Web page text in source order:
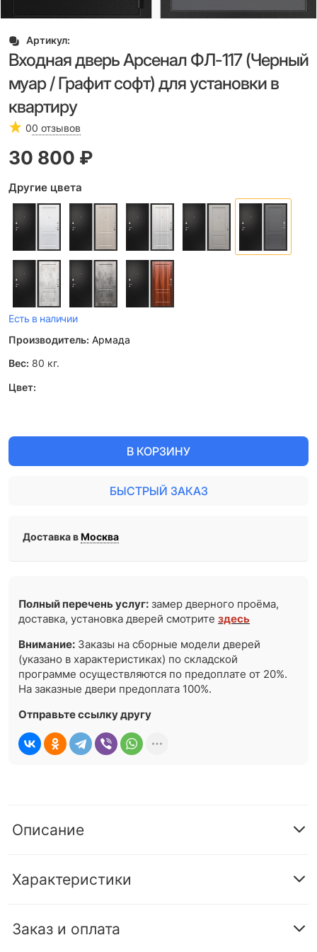
Артикул:
Входная дверь Арсенал ФЛ-117 (Черный
муар / Графит софт) для установки в
квартиру
00 отзывов
30 800 ₽
Другие цвета
Есть в наличии
Производитель: Армада
Вес: 80 кг.
Цвет:
В КОРЗИНУ
БЫСТРЫЙ ЗАКАЗ
Доставка вМосква
Полный перечень услуг: замер дверного проёма,
доставка, установка дверей смотритездесь
Внимание: Заказы на сборные модели дверей
(указано в характеристиках) по складской
программе осуществляются по предоплате от 20%.
На заказные двери предоплата 100%.
Отправьте ссылку другу
Описание
Характеристики
Заказ и оплата